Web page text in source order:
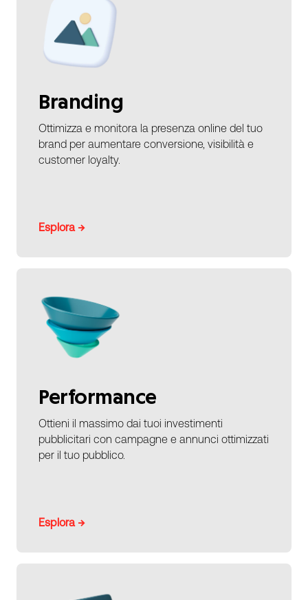
Branding
Ottimizza e monitora la presenza online del tuo
brand per aumentare conversione, visibilità e
customer loyalty.
Esplora →
Performance
Ottieni il massimo dai tuoi investimenti
pubblicitari con campagne e annunci ottimizzati
per il tuo pubblico.
Esplora →